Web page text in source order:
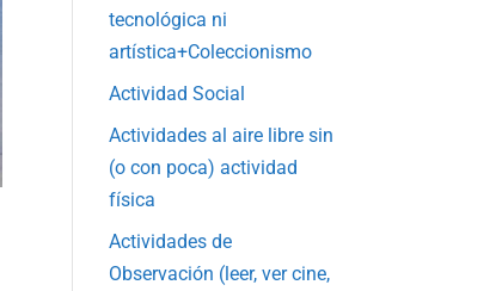
tecnológica ni
artística+Coleccionismo
Actividad Social
Actividades al aire libre sin
(o con poca) actividad
física
Actividades de
Observación (leer, ver cine,